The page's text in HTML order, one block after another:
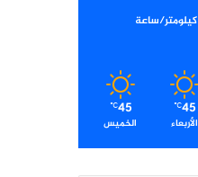
45
℃
الأربعاء
45
℃
الخميس